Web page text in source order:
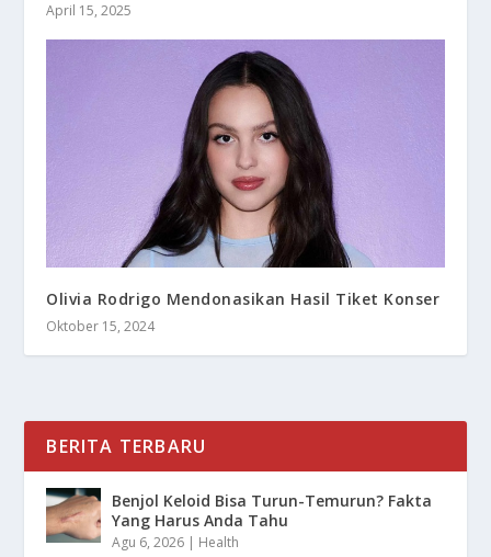
April 15, 2025
Olivia Rodrigo Mendonasikan Hasil Tiket Konser
Oktober 15, 2024
BERITA TERBARU
Benjol Keloid Bisa Turun-Temurun? Fakta
Yang Harus Anda Tahu
Agu 6, 2026 | Health